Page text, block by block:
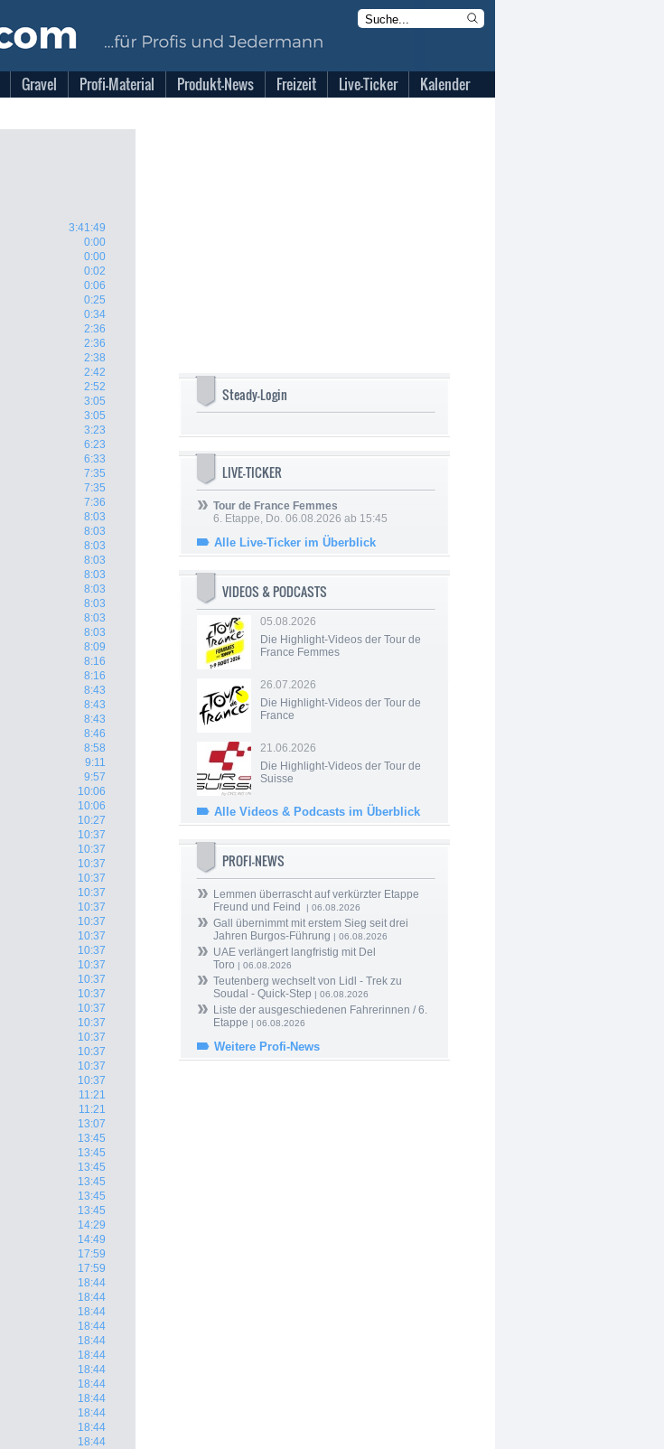
Gravel Profi-Material Produkt-News Freizeit Live-Ticker Kalender
3:41:49
0:00
0:00
0:02
0:06
0:25
0:34
2:36
2:36
2:38
2:42
2:52
3:05
3:05
3:23
6:23
6:33
7:35
7:35
7:36
8:03
8:03
8:03
8:03
8:03
8:03
8:03
8:03
8:03
8:09
8:16
8:16
8:43
8:43
8:43
8:46
8:58
9:11
9:57
10:06
10:06
10:27
10:37
10:37
10:37
10:37
10:37
10:37
10:37
10:37
10:37
10:37
10:37
10:37
10:37
10:37
10:37
10:37
10:37
10:37
11:21
11:21
13:07
13:45
13:45
13:45
13:45
13:45
13:45
14:29
14:49
17:59
17:59
18:44
18:44
18:44
18:44
18:44
18:44
18:44
18:44
18:44
18:44
18:44
18:44
Steady-Login
LIVE-TICKER
Tour de France Femmes
6. Etappe, Do. 06.08.2026 ab 15:45
Alle Live-Ticker im Überblick
VIDEOS & PODCASTS
05.08.2026
Die Highlight-Videos der Tour de
France Femmes
26.07.2026
Die Highlight-Videos der Tour de
France
21.06.2026
Die Highlight-Videos der Tour de
Suisse
Alle Videos & Podcasts im Überblick
PROFI-NEWS
Lemmen überrascht auf verkürzter Etappe
Freund und Feind
| 06.08.2026
Gall übernimmt mit erstem Sieg seit drei
Jahren Burgos-Führung | 06.08.2026
UAE verlängert langfristig mit Del
Toro | 06.08.2026
Teutenberg wechselt von Lidl - Trek zu
Soudal - Quick-Step | 06.08.2026
Liste der ausgeschiedenen Fahrerinnen / 6.
Etappe | 06.08.2026
Weitere Profi-News